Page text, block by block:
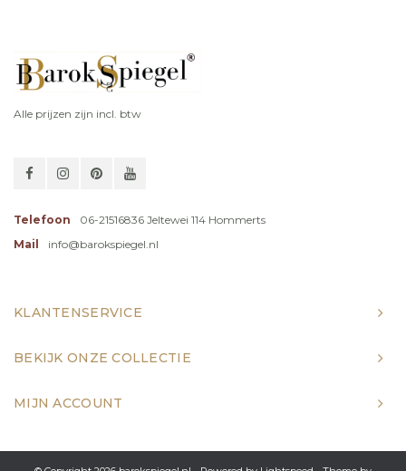
Alle prijzen zijn incl. btw
Telefoon
06-21516836 Jeltewei 114 Hommerts
Mail
info@barokspiegel.nl
KLANTENSERVICE
BEKIJK ONZE COLLECTIE
MIJN ACCOUNT